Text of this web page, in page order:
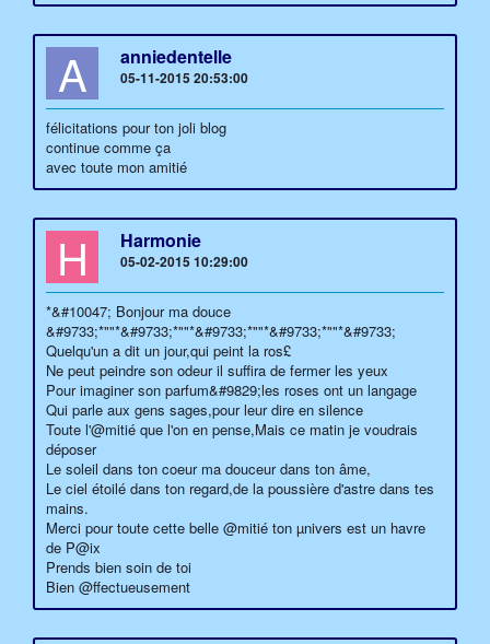
A anniedentelle
05-11-2015 20:53:00
félicitations pour ton joli blog
continue comme ça
avec toute mon amitié
H Harmonie
05-02-2015 10:29:00
*&#10047; Bonjour ma douce
&#9733;*""*&#9733;*""*&#9733;*""*&#9733;*""*&#9733;
Quelqu'un a dit un jour,qui peint la ros£
Ne peut peindre son odeur il suffira de fermer les yeux
Pour imaginer son parfum&#9829;les roses ont un langage
Qui parle aux gens sages,pour leur dire en silence
Toute l'@mitié que l'on en pense,Mais ce matin je voudrais
déposer
Le soleil dans ton coeur ma douceur dans ton âme,
Le ciel étoilé dans ton regard,de la poussière d'astre dans tes
mains.
Merci pour toute cette belle @mitié ton µnivers est un havre
de P@ix
Prends bien soin de toi
Bien @ffectueusement